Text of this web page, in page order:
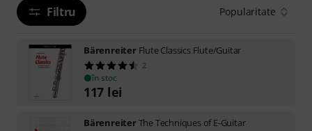
Filtru Popularitate
Bärenreiter Flute Classics Flute/Guitar
2
în stoc
117 lei
BärenreiterThe Techniques of E-Guitar